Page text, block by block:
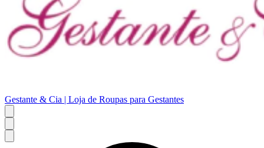
Gestante & Cia | Loja de Roupas para Gestantes